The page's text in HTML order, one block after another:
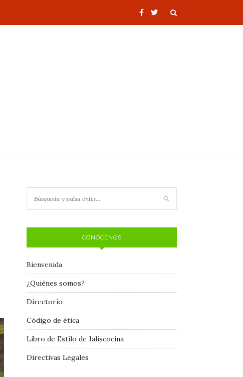
CONÓCENOS
Bienvenida
¿Quiénes somos?
Directorio
Código de ética
Libro de Estilo de Jaliscocina
Directivas Legales